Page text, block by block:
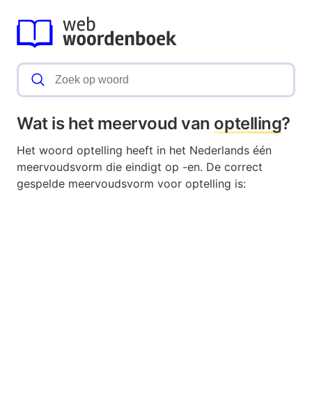
Wat is het meervoud van optelling?
Het woord optelling heeft in het Nederlands één
meervoudsvorm die eindigt op -en. De correct
gespelde meervoudsvorm voor optelling is: